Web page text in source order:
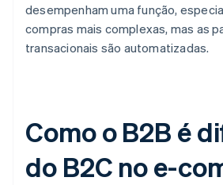
desempenham uma função,
compras mais complexas, mas as
transacionais são automatizadas.
Como o B2B é
do B2C no e-